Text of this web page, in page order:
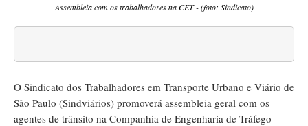
Assembleia com os trabalhadores na CET - (foto: Sindicato)
O Sindicato dos Trabalhadores em Transporte Urbano e Viário de
São Paulo (Sindviários) promoverá assembleia geral com os
agentes de trânsito na Companhia de Engenharia de Tráfego